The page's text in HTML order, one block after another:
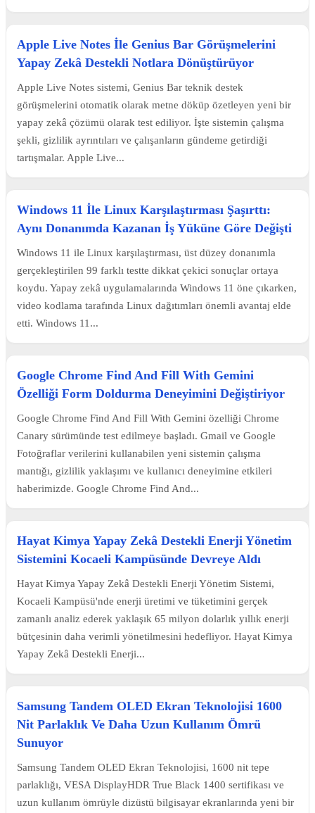
Apple Live Notes İle Genius Bar Görüşmelerini
Yapay Zekâ Destekli Notlara Dönüştürüyor
Apple Live Notes sistemi, Genius Bar teknik destek
görüşmelerini otomatik olarak metne döküp özetleyen yeni bir
yapay zekâ çözümü olarak test ediliyor. İşte sistemin çalışma
şekli, gizlilik ayrıntıları ve çalışanların gündeme getirdiği
tartışmalar. Apple Live...
Windows 11 İle Linux Karşılaştırması Şaşırttı:
Aynı Donanımda Kazanan İş Yüküne Göre Değişti
Windows 11 ile Linux karşılaştırması, üst düzey donanımla
gerçekleştirilen 99 farklı testte dikkat çekici sonuçlar ortaya
koydu. Yapay zekâ uygulamalarında Windows 11 öne çıkarken,
video kodlama tarafında Linux dağıtımları önemli avantaj elde
etti. Windows 11...
Google Chrome Find And Fill With Gemini
Özelliği Form Doldurma Deneyimini Değiştiriyor
Google Chrome Find And Fill With Gemini özelliği Chrome
Canary sürümünde test edilmeye başladı. Gmail ve Google
Fotoğraflar verilerini kullanabilen yeni sistemin çalışma
mantığı, gizlilik yaklaşımı ve kullanıcı deneyimine etkileri
haberimizde. Google Chrome Find And...
Hayat Kimya Yapay Zekâ Destekli Enerji Yönetim
Sistemini Kocaeli Kampüsünde Devreye Aldı
Hayat Kimya Yapay Zekâ Destekli Enerji Yönetim Sistemi,
Kocaeli Kampüsü'nde enerji üretimi ve tüketimini gerçek
zamanlı analiz ederek yaklaşık 65 milyon dolarlık yıllık enerji
bütçesinin daha verimli yönetilmesini hedefliyor. Hayat Kimya
Yapay Zekâ Destekli Enerji...
Samsung Tandem OLED Ekran Teknolojisi 1600
Nit Parlaklık Ve Daha Uzun Kullanım Ömrü
Sunuyor
Samsung Tandem OLED Ekran Teknolojisi, 1600 nit tepe
parlaklığı, VESA DisplayHDR True Black 1400 sertifikası ve
uzun kullanım ömrüyle dizüstü bilgisayar ekranlarında yeni bir